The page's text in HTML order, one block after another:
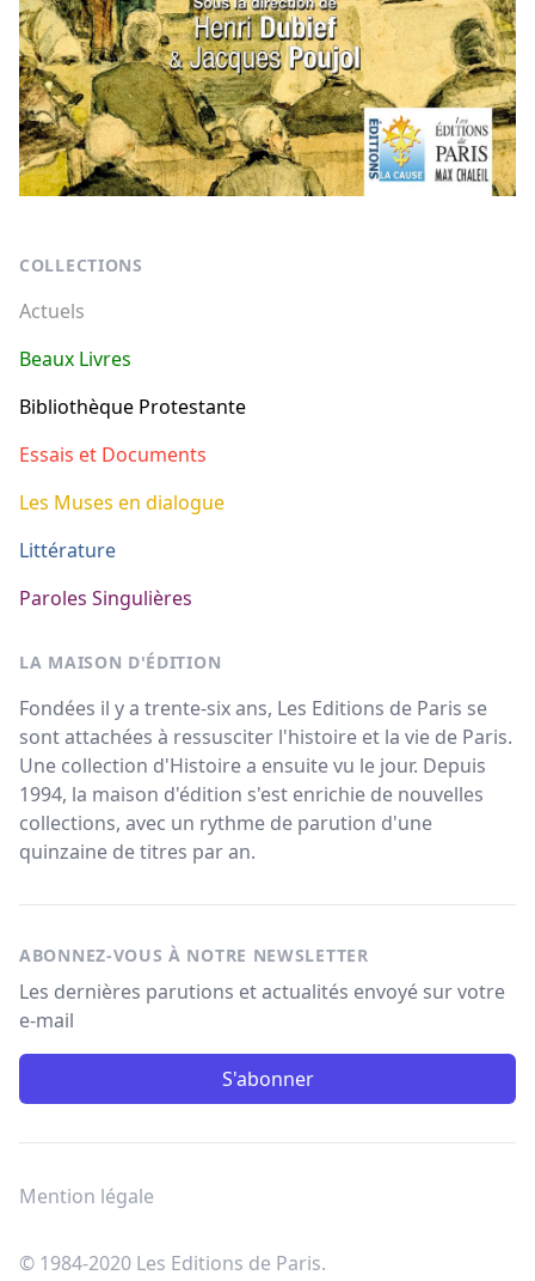
COLLECTIONS
Actuels
Beaux Livres
Bibliothèque Protestante
Essais et Documents
Les Muses en dialogue
Littérature
Paroles Singulières
LA MAISON D'ÉDITION
Fondées il y a trente-six ans, Les Editions de Paris se
sont attachées à ressusciter l'histoire et la vie de Paris.
Une collection d'Histoire a ensuite vu le jour. Depuis
1994, la maison d'édition s'est enrichie de nouvelles
collections, avec un rythme de parution d'une
quinzaine de titres par an.
ABONNEZ-VOUS À NOTRE NEWSLETTER
Les dernières parutions et actualités envoyé sur votre
e-mail
S'abonner
Mention légale
© 1984-2020 Les Editions de Paris.